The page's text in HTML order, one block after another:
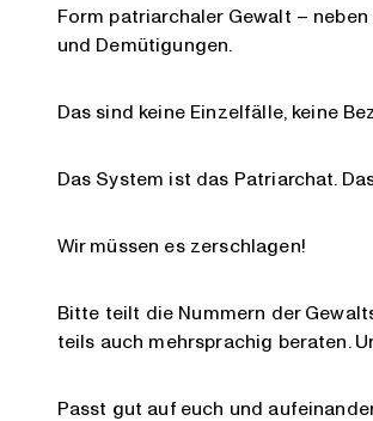
Form patriarchaler Gewalt –
und Demütigungen.
Das sind keine Einzelfälle, keine
Das System ist das Patriarchat.
Wir müssen es zerschlagen!
Bitte teilt die Nummern der
teils auch mehrsprachig beraten.
Passt gut auf euch und